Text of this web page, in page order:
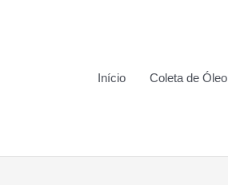
Início Coleta de Óleo